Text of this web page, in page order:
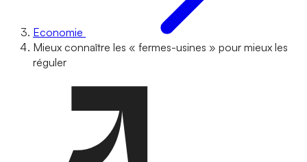
Economie
Mieux connaître les « fermes-usines » pour mieux les
réguler